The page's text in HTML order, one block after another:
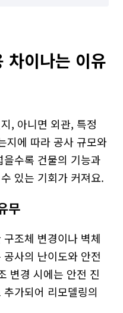
차이나는 이유
, 아니면 외관, 특정
지에 따라 공사 규모와
수록 건물의 기능과
있는 기회가 커져요.
무
조체 변경이나 벽체
사의 난이도와 안전
변경 시에는 안전 진
가되어 리모델링의